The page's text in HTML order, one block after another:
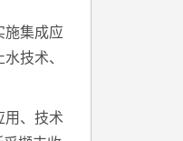
施集成应
技术、
用、技术